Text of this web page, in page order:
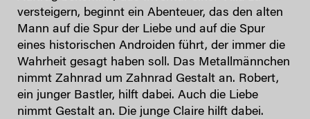
versteigern, beginnt ein Abenteuer, das den alten
Mann auf die Spur der Liebe und auf die Spur
eines historischen Androiden führt, der immer die
Wahrheit gesagt haben soll. Das Metallmännchen
nimmt Zahnrad um Zahnrad Gestalt an. Robert,
ein junger Bastler, hilft dabei. Auch die Liebe
nimmt Gestalt an. Die junge Claire hilft dabei.